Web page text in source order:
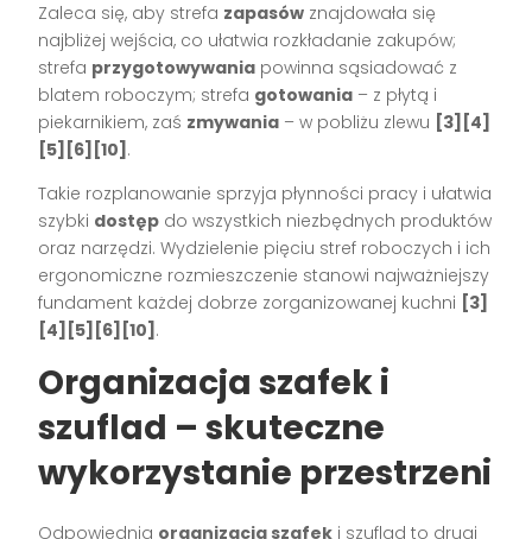
Zaleca się, aby strefa zapasów znajdowała się
najbliżej wejścia, co ułatwia rozkładanie zakupów;
strefa przygotowywania powinna sąsiadować z
blatem roboczym; strefa gotowania – z płytą i
piekarnikiem, zaś zmywania – w pobliżu zlewu [3][4]
[5][6][10] .
Takie rozplanowanie sprzyja płynności pracy i ułatwia
szybki dostęp do wszystkich niezbędnych produktów
oraz narzędzi. Wydzielenie pięciu stref roboczych i ich
ergonomiczne rozmieszczenie stanowi najważniejszy
fundament każdej dobrze zorganizowanej kuchni [3]
[4][5][6][10] .
Organizacja szafek i
szuflad – skuteczne
wykorzystanie przestrzeni
Odpowiednia organizacja szafek i szuflad to drugi